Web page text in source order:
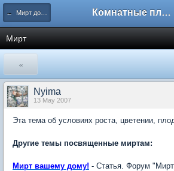
← Мирт дома твоего Комнатные плодовые экзоты
Мирт
«
Nyima
13 May 2007
Эта тема об условиях роста, цветении,
Другие темы посвященные миртам:
Мирт вашему дому! - Статья. Форум